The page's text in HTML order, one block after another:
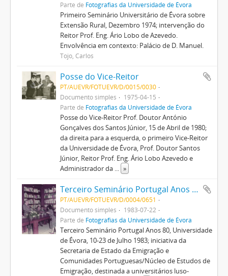
Parte de Fotografias da Universidade de Évora
Primeiro Seminário Universitário de Évora sobre
Extensão Rural, Dezembro 1974; intervenção do
Reitor Prof. Eng. Ário Lobo de Azevedo.
Envolvência em contexto: Palácio de D. Manuel.
Tojo, Carlos
Posse do Vice-Reitor
PT/AUEVR/FOTUEVR/D/0015/0030
Documento simples
1975-04-15
Parte de Fotografias da Universidade de Évora
Posse do Vice-Reitor Prof. Doutor António
Gonçalves dos Santos Júnior, 15 de Abril de 1980;
da direita para a esquerda, o primeiro Vice-Reitor
da Universidade de Évora, Prof. Doutor Santos
Júnior, Reitor Prof. Eng. Ário Lobo Azevedo e
Administrador da ... »
Terceiro Seminário Portugal Anos 80
PT/AUEVR/FOTUEVR/D/0004/0651
Documento simples
1983-07-22
Parte de Fotografias da Universidade de Évora
Terceiro Seminário Portugal Anos 80, Universidade
de Évora, 10-23 de Julho 1983; iniciativa da
Secretaria de Estado da Emigração e
Comunidades Portuguesas/Núcleo de Estudos de
Emigração, destinada a universitários luso-